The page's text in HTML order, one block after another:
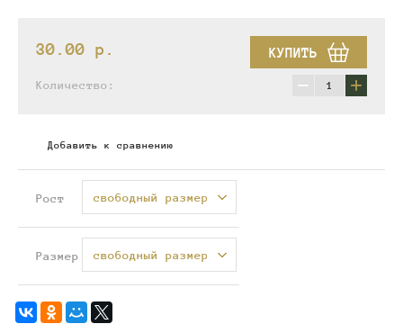
30.00 p. КУПИТЬ
Количество: − +
Добавить к сравнению
Рост свободный размер
Размер свободный размер